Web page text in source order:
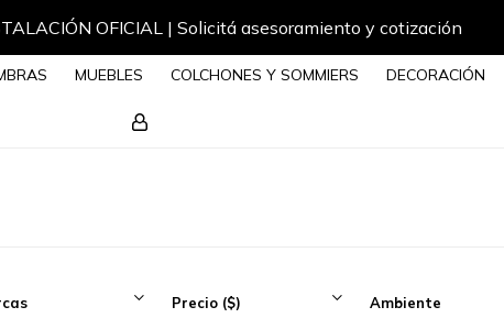
OFICIAL | Solicitá asesoramiento y cotización
MUEBLES COLCHONES Y SOMMIERS DECORACIÓN
Precio ($) Ambiente